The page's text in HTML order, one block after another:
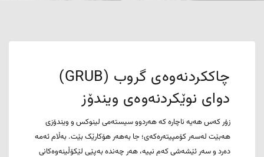
چاککردنەوەی گروب (GRUB)
دوای نوێکردنەوەی ویندۆز
زۆر کەس هەیە ناچارە کە هەردوو سیستەمی لینوکس و ویندۆزی
هەبێت لەسەر کۆمپیتەرەکەی؛ جا بەهەر هۆکارێک بێت. بەڵام ئەمە
دەرد و سەر ئێشەشی کەم نییە، هەر چەندە بەپێی لێکۆڵینەوەکانی